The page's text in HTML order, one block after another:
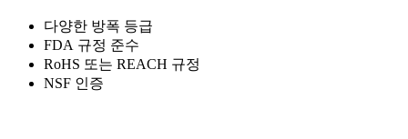
다양한 방폭 등급
FDA 규정 준수
RoHS 또는 REACH 규정
NSF 인증